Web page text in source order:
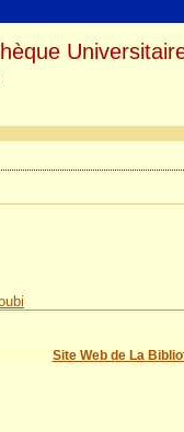
Site Web de La